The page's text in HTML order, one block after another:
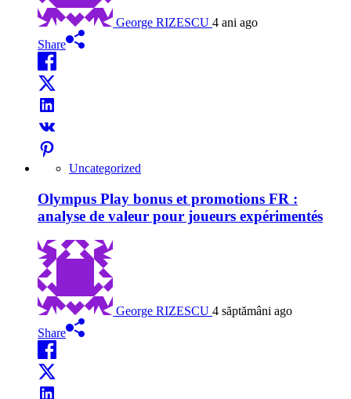
George RIZESCU 4 ani ago
Share
Uncategorized
Olympus Play bonus et promotions FR :
analyse de valeur pour joueurs expérimentés
George RIZESCU 4 săptămâni ago
Share